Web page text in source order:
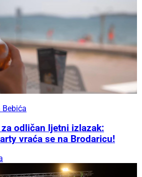
Bebića
odličan ljetni izlazak:
vraća se na Brodaricu!